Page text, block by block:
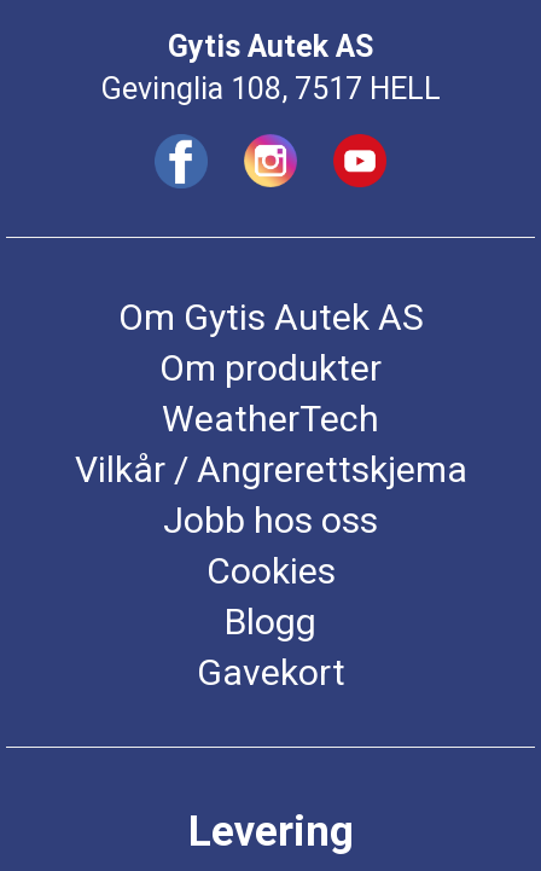
Gytis Autek AS
Gevinglia 108, 7517 HELL
Om Gytis Autek AS
Om produkter
WeatherTech
Vilkår / Angrerettskjema
Jobb hos oss
Cookies
Blogg
Gavekort
Levering